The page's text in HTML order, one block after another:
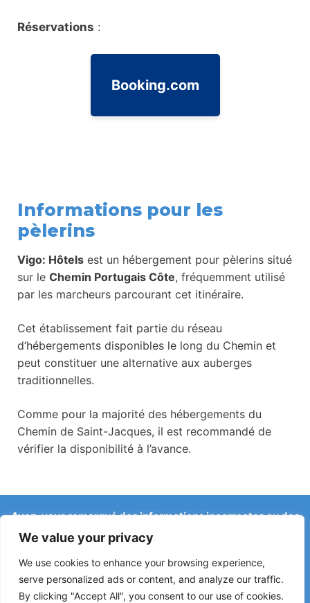
We value your privacy
We use cookies to enhance your browsing experience,
serve personalized ads or content, and analyze our traffic.
By clicking "Accept All", you consent to our use of cookies.
Réservations :
Booking.com
Informations pour les
pèlerins
Vigo: Hôtels est un hébergement pour pèlerins situé
sur le Chemin Portugais Côte, fréquemment utilisé
par les marcheurs parcourant cet itinéraire.
Cet établissement fait partie du réseau
d’hébergements disponibles le long du Chemin et
peut constituer une alternative aux auberges
traditionnelles.
Comme pour la majorité des hébergements du
Chemin de Saint-Jacques, il est recommandé de
vérifier la disponibilité à l’avance.
Avez-vous remarqué des informations incorrectes ou des
changements récents sur le Camino ?
Les signalements concernant des auberges fermées, des
inondations, des déviations, des travaux ou d’autres
changements aident à maintenir le guide à jour.